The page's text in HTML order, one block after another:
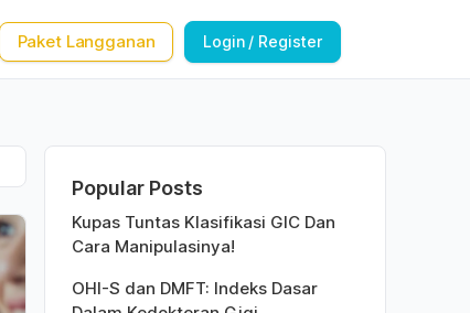
Paket Langganan Login / Register
Popular Posts
Kupas Tuntas Klasifikasi GIC Dan
Cara Manipulasinya!
OHI-S dan DMFT: Indeks Dasar